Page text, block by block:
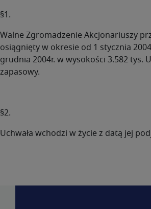
§1.
Walne Zgromadzenie Akcjonariuszy
osiągnięty w okresie od 1 stycznia
grudnia 2004r. w wysokości 3.582 tys.
zapasowy.
§2.
Uchwała wchodzi w życie z datą jej